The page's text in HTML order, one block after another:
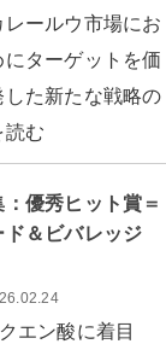
ールウ市場にお
ターゲットを価
た新たな戦略の
む
優秀ヒット賞＝
ド＆ビバレッジ
エン酸に着目